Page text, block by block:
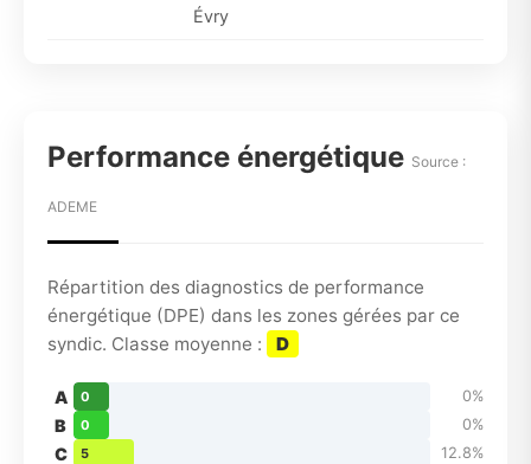
Évry
Performance énergétique Source :
ADEME
Répartition des diagnostics de performance
énergétique (DPE) dans les zones gérées par ce
syndic. Classe moyenne :
D
A 0 0%
B 0 0%
C 5 12.8%